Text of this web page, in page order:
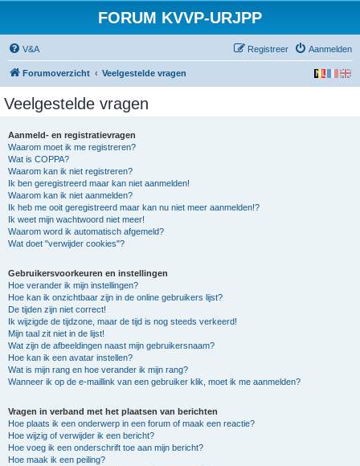
FORUM KVVP-URJPP
V&A Aanmelden
Registreer
Forumoverzicht Veelgestelde vragen
Veelgestelde vragen
Aanmeld- en registratievragen
Waarom moet ik me registreren?
Wat is COPPA?
Waarom kan ik niet registreren?
Ik ben geregistreerd maar kan niet aanmelden!
Waarom kan ik niet aanmelden?
Ik heb me ooit geregistreerd maar kan nu niet meer aanmelden!?
Ik weet mijn wachtwoord niet meer!
Waarom word ik automatisch afgemeld?
Wat doet "verwijder cookies"?
Gebruikersvoorkeuren en instellingen
Hoe verander ik mijn instellingen?
Hoe kan ik onzichtbaar zijn in de online gebruikers lijst?
De tijden zijn niet correct!
Ik wijzigde de tijdzone, maar de tijd is nog steeds verkeerd!
Mijn taal zit niet in de lijst!
Wat zijn de afbeeldingen naast mijn gebruikersnaam?
Hoe kan ik een avatar instellen?
Wat is mijn rang en hoe verander ik mijn rang?
Wanneer ik op de e-maillink van een gebruiker klik, moet ik me aanmelden?
Vragen in verband met het plaatsen van berichten
Hoe plaats ik een onderwerp in een forum of maak een reactie?
Hoe wijzig of verwijder ik een bericht?
Hoe voeg ik een onderschrift toe aan mijn bericht?
Hoe maak ik een peiling?